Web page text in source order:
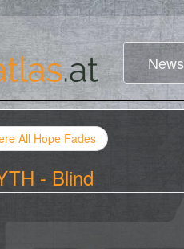
News
All Hope Fades
- Blind